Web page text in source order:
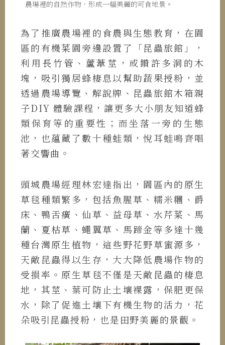
農場裡的自然作物，形成一幅美麗的可食地景。
為了推廣農場裡的食農與生態教育，在園
區的有機菜園旁邊設置了「昆蟲旅館」，
利用長竹管、蘆葦莖，或鑽許多洞的木
塊，吸引獨居蜂棲息以幫助蔬果授粉，並
透過農場導覽、解說牌、昆蟲旅館木箱親
子DIY 體驗課程，讓更多大小朋友知道蜂
類保育等的重要性；而坐落一旁的生態
池，也蘊藏了數十種蛙類，悅耳蛙鳴齊唱
著交響曲。
頭城農場經理林宏達指出，園區內的原生
草毯種類繁多，包括魚腥草、糯米糰、爵
床、鴨舌癀、仙草、益母草、水芹菜、馬
蘭、夏枯草、蠅翼草、馬蹄金等多達十幾
種台灣原生植物，這些野花野草蜜源多，
天敵昆蟲得以生存，大大降低農場作物的
受損率。原生草毯不僅是天敵昆蟲的棲息
地，其莖、葉可防止土壤裸露，保肥更保
水，除了促進土壤下有機生物的活力，花
朵吸引昆蟲授粉，也是田野美麗的景觀。